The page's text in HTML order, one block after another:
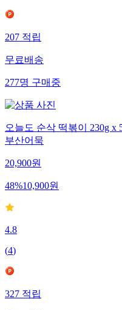
207적립
무료배송
277명구매중
오늘도 순삭 떡볶이 230g x
부산어묵
20,900원
48%10,900원
4.8
(4)
327적립